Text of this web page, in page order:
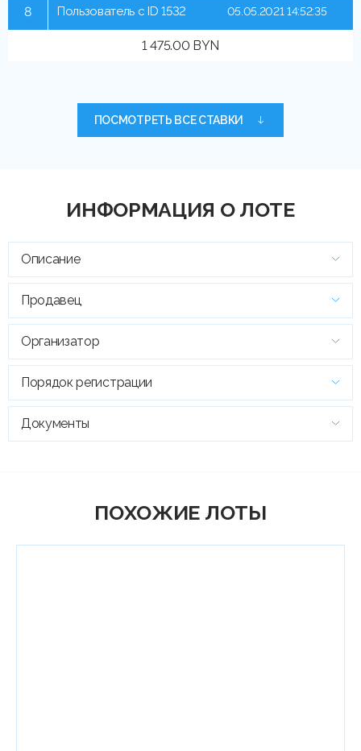
8 Пользователь с ID 1532
1 475.00 BYN
05.05.2021 14:52:35
ПОСМОТРЕТЬ ВСЕ СТАВКИ
ИНФОРМАЦИЯ О ЛОТЕ
Описание
Продавец
Организатор
Порядок регистрации
Документы
ПОХОЖИЕ ЛОТЫ